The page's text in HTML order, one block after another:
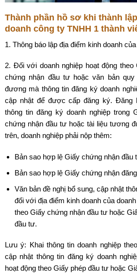
Thành phần hồ sơ khi thành
doanh công ty TNHH 1 thành
1. Thông báo lập địa điểm kinh doanh
2. Đối với doanh nghiệp hoạt động
chứng nhận đầu tư hoặc văn bản
đương mà thông tin đăng ký doanh
cập nhật để được cấp đăng ký. Đăng
thông tin đăng ký doanh nghiệp trong
chứng nhận đầu tư hoặc tài liệu tương
trên, doanh nghiệp phải nộp thêm:
Bản sao hợp lệ Giấy chứng nhận đầu
Bản sao hợp lệ Giấy chứng nhận
Văn bản đề nghị bổ sung, cập nhật
đối với địa điểm kinh doanh của
theo Giấy chứng nhận đầu tư hoặc
đầu tư.
Lưu ý: Khai thông tin doanh nghiệp
cập nhật thông tin đăng ký doanh
hoạt động theo Giấy phép đầu tư hoặc